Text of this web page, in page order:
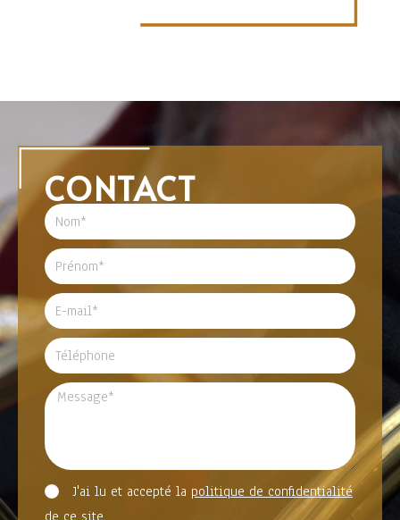
CONTACT
J'ai lu et accepté la politique de confidentialité
de ce site